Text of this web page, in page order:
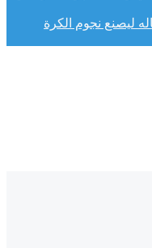
ليصنع نجوم الكرة